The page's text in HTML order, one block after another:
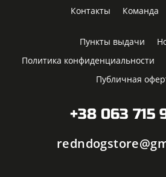
Контакты
Команда
Пункты выдачи
Политика конфиденциальности
Публичная
+38 063 715